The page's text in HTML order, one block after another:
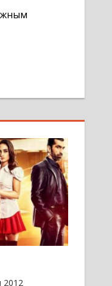
2012